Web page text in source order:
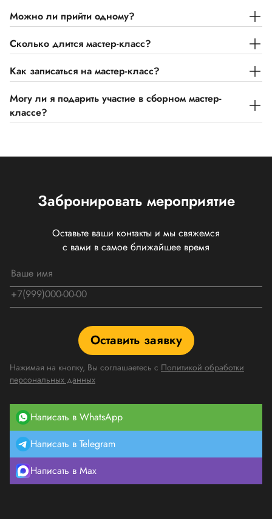
Можно ли прийти одному?
Сколько длится мастер-класс?
Как записаться на мастер-класс?
Могу ли я подарить участие в сборном мастер-
классе?
Забронировать мероприятие
Оставьте ваши контакты и мы свяжемся
с вами в самое ближайшее время
Оставить заявку
Нажимая на кнопку, Вы соглашаетесь с Политикой обработки
персональных данных
Написать в WhatsApp
Написать в Telegram
Написать в Max